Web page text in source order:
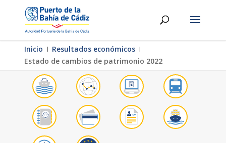
Inicio Ι Resultados económicos Ι
Estado de cambios de patrimonio 2022